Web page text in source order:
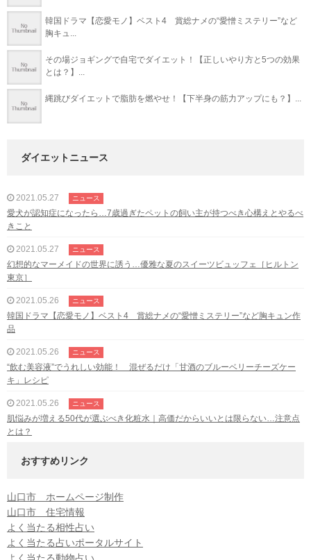
韓国ドラマ【恋愛モノ】ベスト4 賞総ナメの“愛憎ミステリー”など
胸キュ...
その場ジョギングで自宅でダイエット！【正しいやり方と5つの効果
とは？】...
縄跳びダイエットで脂肪を燃やせ！【下半身の筋力アップにも？】...
ダイエットニュース
2021.05.27 ニュース
愛犬が認知症になったら…7歳過ぎたペットの飼い主が持つべき心構えとやるべ
きこと
2021.05.27 ニュース
幻想的なマーメイドの世界に誘う…優雅な夏のスイーツビュッフェ［ヒルトン
東京］
2021.05.26 ニュース
韓国ドラマ【恋愛モノ】ベスト4 賞総ナメの“愛憎ミステリー”など胸キュン作
品
2021.05.26 ニュース
“飲む美容液”でうれしい効能！ 混ぜるだけ「甘酒のブルーベリーチーズケー
キ」レシピ
2021.05.26 ニュース
肌悩みが増える50代が選ぶべき化粧水｜高価だからいいとは限らない…注意点
とは？
おすすめリンク
山口市 ホームページ制作
山口市 住宅情報
よく当たる相性占い
よく当たる占いポータルサイト
よく当たる動物占い